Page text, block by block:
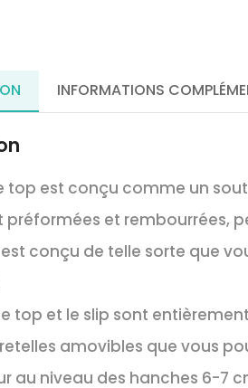
INFORMATIONS
top est conçu comme un
préformées et rembourrées,
conçu de telle sorte que
top et le slip sont
amovibles que vous
au niveau des hanches 6-7